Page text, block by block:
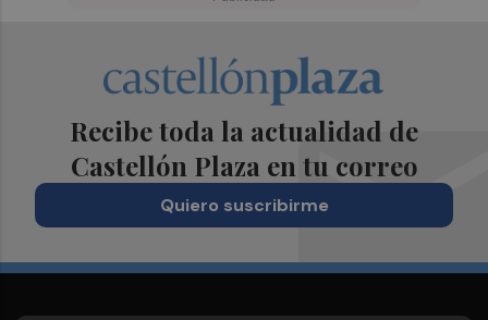
Recibe toda la actualidad de
Castellón Plaza en tu correo
Quiero suscribirme